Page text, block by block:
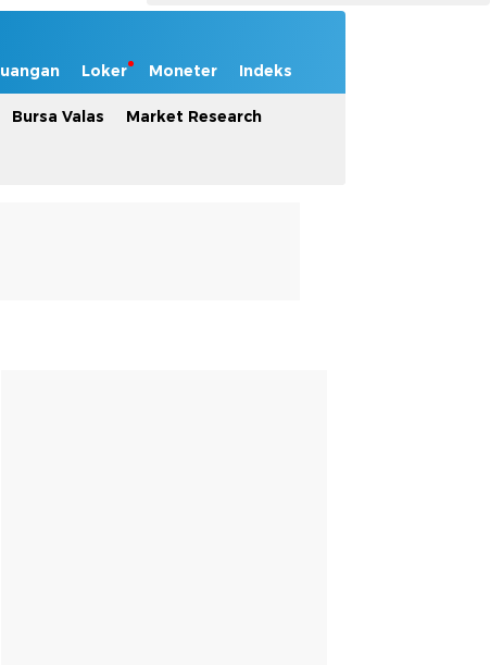
Loker Moneter Indeks
Bursa Valas Market Research